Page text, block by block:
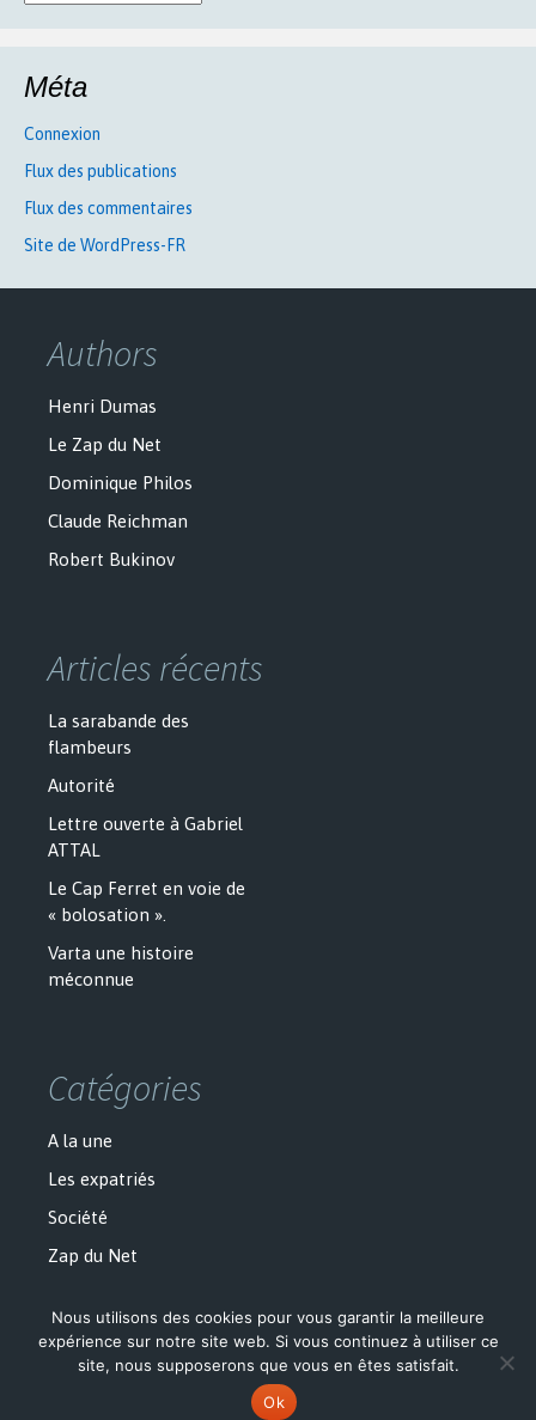
Méta
Connexion
Flux des publications
Flux des commentaires
Site de WordPress-FR
Authors
Henri Dumas
Le Zap du Net
Dominique Philos
Claude Reichman
Robert Bukinov
Articles récents
La sarabande des
flambeurs
Autorité
Lettre ouverte à Gabriel
ATTAL
Le Cap Ferret en voie de
« bolosation ».
Varta une histoire
méconnue
Catégories
A la une
Les expatriés
Société
Zap du Net
Fièrement propulsé par WordPress
Nous utilisons des cookies pour vous garantir la meilleure
expérience sur notre site web. Si vous continuez à utiliser ce
site, nous supposerons que vous en êtes satisfait.
Ok